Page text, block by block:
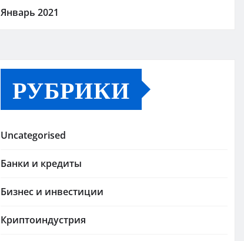
Январь 2021
РУБРИКИ
Uncategorised
Банки и кредиты
Бизнес и инвестиции
Криптоиндустрия